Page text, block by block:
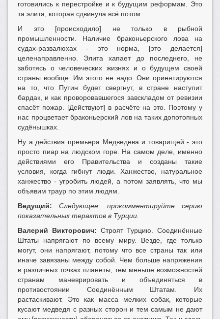
готовились к перестройке и к будущим реформам. Это
та элита, которая сдвинула всё потом.
И это [происходило] не только в рыбной
промышленности. Наличие браконьерского лова на
судах-развалюхах - это норма, [это делается]
целенаправленно. Элита хапает до последнего, не
заботясь о человеческих жизнях и о будущем своей
страны вообще. Им этого не надо. Они ориентируются
на то, что Путин будет свергнут, в стране наступит
бардак, и как проворовавшегося завскладом от ревизии
спасёт пожар. [Действуют] в расчёте на это. Поэтому у
нас процветает браконьерский лов на таких допотопных
судёнышках.
Ну а действия премьера Медведева и товарищей - это
просто пиар на людском горе. На самом деле, именно
действиями его Правительства и созданы такие
условия, когда гибнут люди. Ханжество, натуральное
ханжество - угробить людей, а потом заявлять, что мы
объявим траур по этим людям.
Ведущий:
Следующее: прокомментируйте серию
показательных терактов в Турции.
Валерий Викторович: Строят Турцию. Соединённые
Штаты напрягают по всему миру. Везде, где только
могут, они напрягают, потому что все страны так или
иначе завязаны между собой. Чем больше напряжения
в различных точках планеты, тем меньше возможностей
странам маневрировать и объединяться в
противостоянии Соединённым Штатам. Их
растаскивают. Это как масса мелких собак, которые
кусают медведя с разных сторон и тем самым не дают